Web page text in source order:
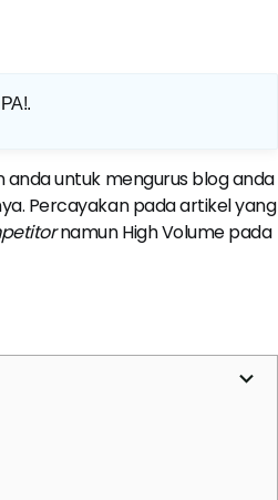
.
anda untuk mengurus blog anda
Percayakan pada artikel yang
namun High Volume pada